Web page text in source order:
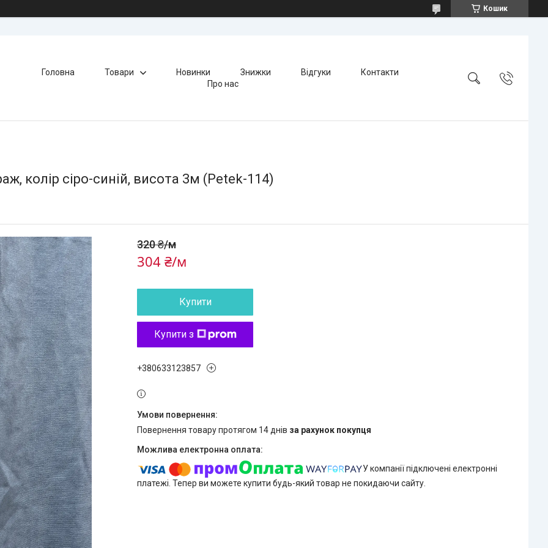
Кошик
Головна Товари Новинки Знижки Відгуки
Контакти
Про нас
колір сіро-синій, висота 3м (Petek-114)
320 ₴/м
304 ₴/м
Купити
Купити з
+380633123857
повернення товару протягом 14 днів за рахунок покупця
У компанії підключені електронні
платежі. Тепер ви можете купити будь-який товар не покидаючи сайту.